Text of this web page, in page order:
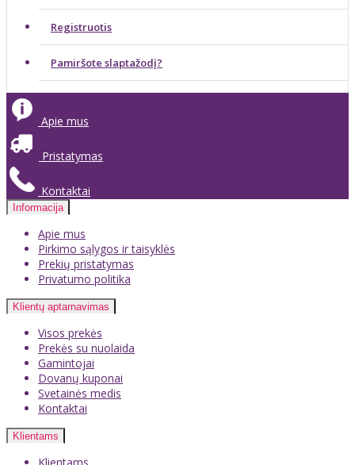
Registruotis
Pamiršote slaptažodį?
Apie mus
Pristatymas
Kontaktai
Informacija
Apie mus
Pirkimo sąlygos ir taisyklės
Prekių pristatymas
Privatumo politika
Klientų aptarnavimas
Visos prekės
Prekės su nuolaida
Gamintojai
Dovanų kuponai
Svetainės medis
Kontaktai
Klientams